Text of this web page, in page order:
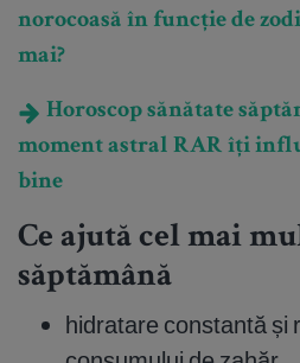
norocoasă în funcție de
mai?
Horoscop sănătate
moment astral RAR îți
bine
Ce ajută cel mai
săptămână
hidratare constantă și